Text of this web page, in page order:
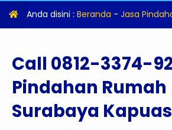
Anda disini : Beranda - Jasa
Call 0812-3374-
Pindahan Rumah
Surabaya Kapuas